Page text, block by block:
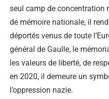
seul camp de concentration
de mémoire nationale, il
déportés venus de toute
général de Gaulle, le
les valeurs de liberté, de
en 2020, il demeure un
l’oppression nazie.